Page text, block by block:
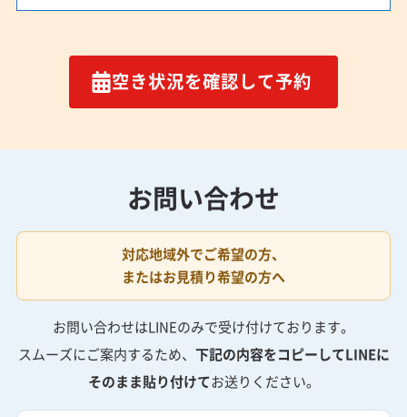
空き状況を確認して予約
お問い合わせ
対応地域外でご希望の方、
またはお見積り希望の方へ
お問い合わせはLINEのみで受け付けております。
スムーズにご案内するため、 下記の内容をコピーしてLINEに
そのまま貼り付けてお送りください。